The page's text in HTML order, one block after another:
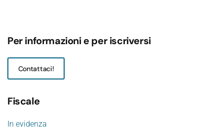
Per informazioni e per iscriversi
Contattaci!
Fiscale
In evidenza